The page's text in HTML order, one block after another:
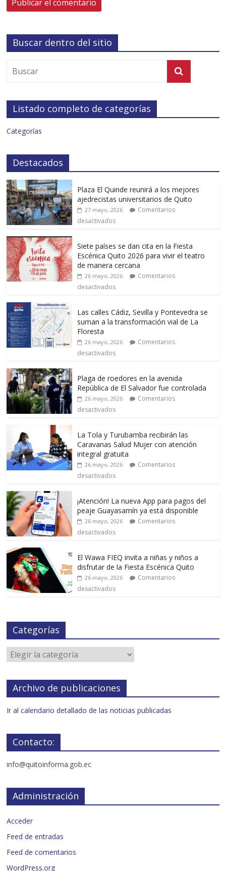
Buscar dentro del sitio
Listado completo de categorías
Categorías
Destacados
Plaza El Quinde reunirá a los mejores
ajedrecistas universitarios de Quito
27 mayo, 2026
Comentarios
desactivados
Siete países se dan cita en la Fiesta
Escénica Quito 2026 para vivir el teatro
de manera cercana
26 mayo, 2026
Comentarios
desactivados
Las calles Cádiz, Sevilla y Pontevedra se
suman a la transformación vial de La
Floresta
26 mayo, 2026
Comentarios
desactivados
Plaga de roedores en la avenida
República de El Salvador fue controlada
26 mayo, 2026
Comentarios
desactivados
La Tola y Turubamba recibirán las
Caravanas Salud Mujer con atención
integral gratuita
26 mayo, 2026
Comentarios
desactivados
¡Atención! La nueva App para pagos del
peaje Guayasamín ya está disponible
26 mayo, 2026
Comentarios
desactivados
El Wawa FIEQ invita a niñas y niños a
disfrutar de la Fiesta Escénica Quito
26 mayo, 2026
Comentarios
desactivados
Categorías
Archivo de publicaciones
Ir al calendario detallado de las noticias publicadas
Contacto:
info@quitoinforma.gob.ec
Administración
Acceder
Feed de entradas
Feed de comentarios
WordPress.org